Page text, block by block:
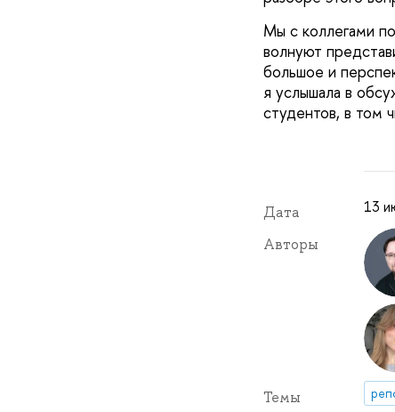
Мы с коллегами
волнуют
большое и
я услышала в
студентов, в том
Дата 13
Авторы
Темы